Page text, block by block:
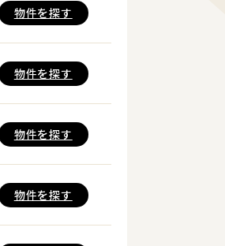
物件を探す
物件を探す
物件を探す
物件を探す